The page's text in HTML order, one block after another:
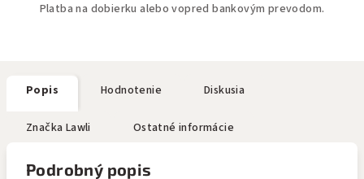
Platba na dobierku alebo vopred bankovým prevodom.
Popis Hodnotenie Diskusia
Značka Lawli Ostatné informácie
Podrobný popis